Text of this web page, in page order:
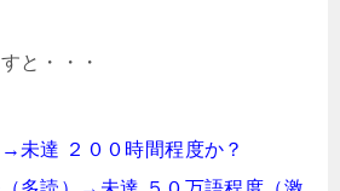
と・・・
未達 ２００時間程度か？